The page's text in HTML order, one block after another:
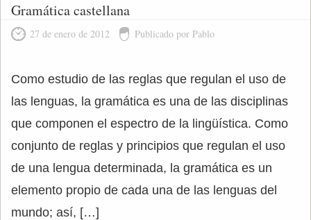
Gramática castellana
27 de enero de 2012 Publicado por Pablo
Como estudio de las reglas que regulan el uso de
las lenguas, la gramática es una de las disciplinas
que componen el espectro de la lingüística. Como
conjunto de reglas y principios que regulan el uso
de una lengua determinada, la gramática es un
elemento propio de cada una de las lenguas del
mundo; así, […]